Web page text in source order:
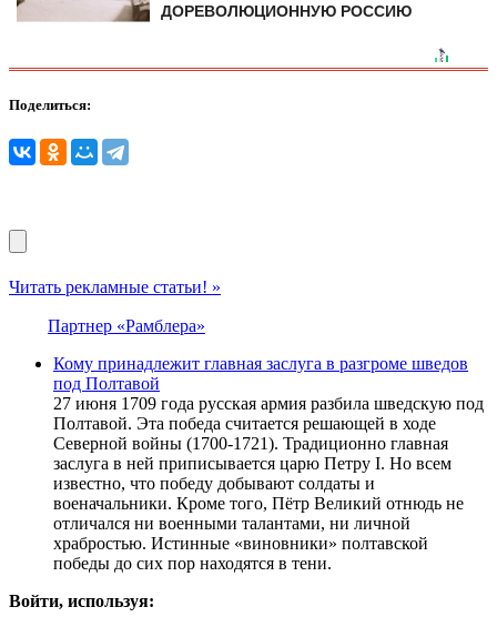
ДОРЕВОЛЮЦИОННУЮ РОССИЮ
Поделиться:
Читать рекламные статьи! »
Партнер «Рамблера»
Кому принадлежит главная заслуга в разгроме шведов
под Полтавой
27 июня 1709 года русская армия разбила шведскую под
Полтавой. Эта победа считается решающей в ходе
Северной войны (1700-1721). Традиционно главная
заслуга в ней приписывается царю Петру I. Но всем
известно, что победу добывают солдаты и
военачальники. Кроме того, Пётр Великий отнюдь не
отличался ни военными талантами, ни личной
храбростью. Истинные «виновники» полтавской
победы до сих пор находятся в тени.
Войти, используя: